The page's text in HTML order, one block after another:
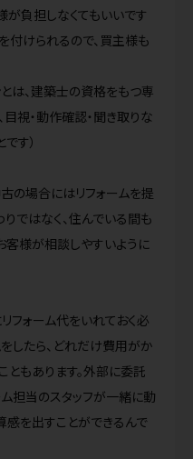
負担しなくてもいいです
付けられるので、買主様も
は、建築士の資格をもつ専
視・動作確認・聞き取りな
す）
古の場合にはリフォームを提
ではなく、住んでいる間も
客様が相談しやすいように
フォーム代をいれておく必
したら、どれだけ費用がか
ともあります。外部に委託
ム担当のスタッフが一緒に動
感を出すことができるんで